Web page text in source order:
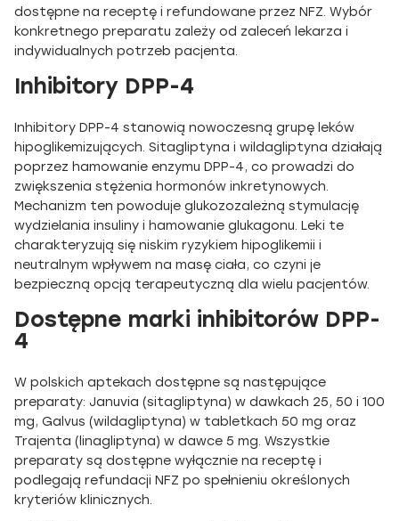
dostępne na receptę i refundowane przez NFZ. Wybór
konkretnego preparatu zależy od zaleceń lekarza i
indywidualnych potrzeb pacjenta.
Inhibitory DPP-4
Inhibitory DPP-4 stanowią nowoczesną grupę leków
hipoglikemizujących. Sitagliptyna i wildagliptyna działają
poprzez hamowanie enzymu DPP-4, co prowadzi do
zwiększenia stężenia hormonów inkretynowych.
Mechanizm ten powoduje glukozozależną stymulację
wydzielania insuliny i hamowanie glukagonu. Leki te
charakteryzują się niskim ryzykiem hipoglikemii i
neutralnym wpływem na masę ciała, co czyni je
bezpieczną opcją terapeutyczną dla wielu pacjentów.
Dostępne marki inhibitorów DPP-
4
W polskich aptekach dostępne są następujące
preparaty: Januvia (sitagliptyna) w dawkach 25, 50 i 100
mg, Galvus (wildagliptyna) w tabletkach 50 mg oraz
Trajenta (linagliptyna) w dawce 5 mg. Wszystkie
preparaty są dostępne wyłącznie na receptę i
podlegają refundacji NFZ po spełnieniu określonych
kryteriów klinicznych.